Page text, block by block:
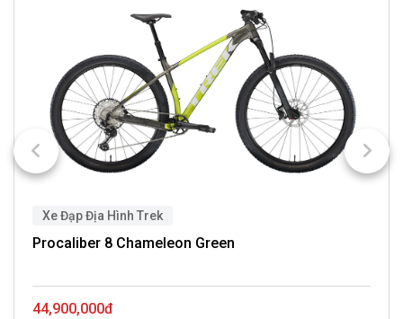
Xe Đạp Địa Hình Trek
Procaliber 8 Chameleon Green
44,900,000đ